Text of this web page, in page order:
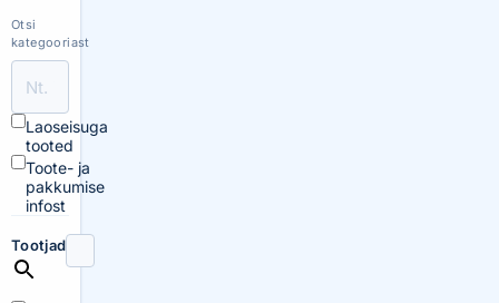
Otsi
kategooriast
Laoseisuga
tooted
Toote- ja
pakkumise
infost
Tootjad